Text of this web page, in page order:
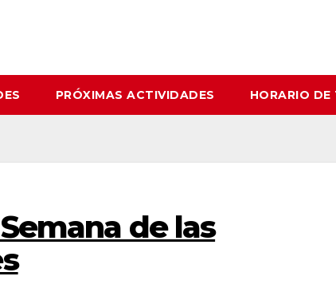
PRÓXIMAS ACTIVIDADES HORARIO DE
de las